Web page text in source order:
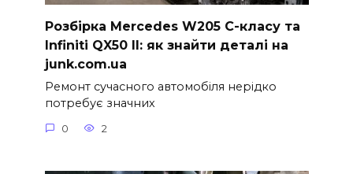
Розбірка Mercedes W205 C-класу та
Infiniti QX50 II: як знайти деталі на
junk.com.ua
Ремонт сучасного автомобіля нерідко
потребує значних
0 2